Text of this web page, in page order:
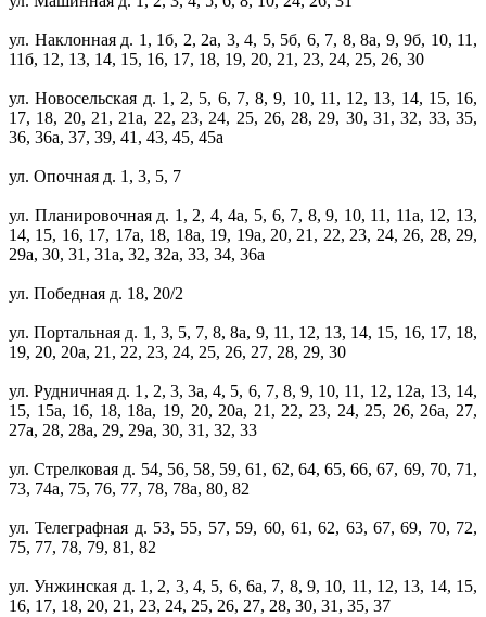
ул. Наклонная д. 1, 1б, 2, 2а, 3, 4, 5, 5б, 6, 7, 8, 8а, 9, 9б, 10, 11,
11б, 12, 13, 14, 15, 16, 17, 18, 19, 20, 21, 23, 24, 25, 26, 30
ул. Новосельская д. 1, 2, 5, 6, 7, 8, 9, 10, 11, 12, 13, 14, 15, 16,
17, 18, 20, 21, 21а, 22, 23, 24, 25, 26, 28, 29, 30, 31, 32, 33, 35,
36, 36а, 37, 39, 41, 43, 45, 45а
ул. Опочная д. 1, 3, 5, 7
ул. Планировочная д. 1, 2, 4, 4а, 5, 6, 7, 8, 9, 10, 11, 11а, 12, 13,
14, 15, 16, 17, 17а, 18, 18а, 19, 19а, 20, 21, 22, 23, 24, 26, 28, 29,
29а, 30, 31, 31а, 32, 32а, 33, 34, 36а
ул. Победная д. 18, 20/2
ул. Портальная д. 1, 3, 5, 7, 8, 8а, 9, 11, 12, 13, 14, 15, 16, 17, 18,
19, 20, 20а, 21, 22, 23, 24, 25, 26, 27, 28, 29, 30
ул. Рудничная д. 1, 2, 3, 3а, 4, 5, 6, 7, 8, 9, 10, 11, 12, 12а, 13, 14,
15, 15а, 16, 18, 18а, 19, 20, 20а, 21, 22, 23, 24, 25, 26, 26а, 27,
27а, 28, 28а, 29, 29а, 30, 31, 32, 33
ул. Стрелковая д. 54, 56, 58, 59, 61, 62, 64, 65, 66, 67, 69, 70, 71,
73, 74а, 75, 76, 77, 78, 78а, 80, 82
ул. Телеграфная д. 53, 55, 57, 59, 60, 61, 62, 63, 67, 69, 70, 72,
75, 77, 78, 79, 81, 82
ул. Унжинская д. 1, 2, 3, 4, 5, 6, 6а, 7, 8, 9, 10, 11, 12, 13, 14, 15,
16, 17, 18, 20, 21, 23, 24, 25, 26, 27, 28, 30, 31, 35, 37